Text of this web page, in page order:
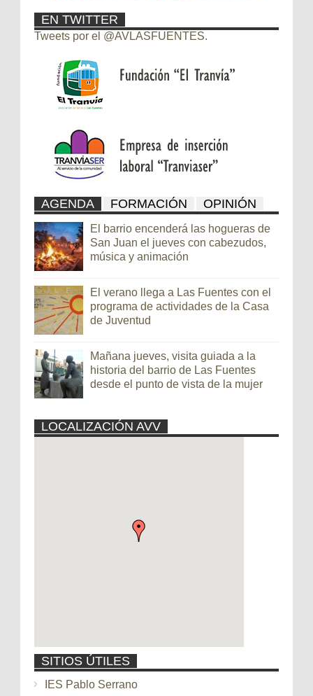
EN TWITTER
Tweets por el @AVLASFUENTES.
AGENDA FORMACIÓN OPINIÓN
El barrio encenderá las hogueras de
San Juan el jueves con cabezudos,
música y animación
El verano llega a Las Fuentes con el
programa de actividades de la Casa
de Juventud
Mañana jueves, visita guiada a la
historia del barrio de Las Fuentes
desde el punto de vista de la mujer
LOCALIZACIÓN AVV
SITIOS ÚTILES
IES Pablo Serrano